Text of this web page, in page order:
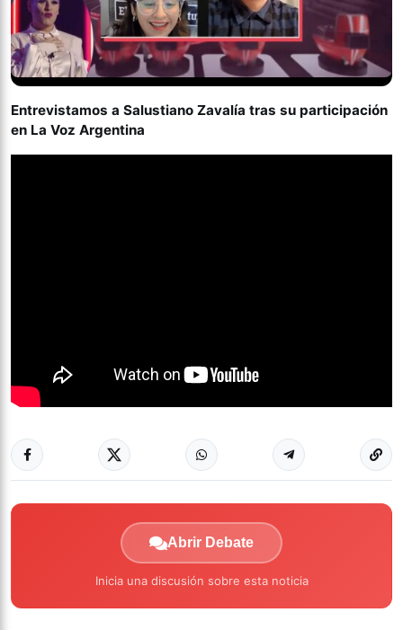
Entrevistamos a Salustiano Zavalía tras su participación
en La Voz Argentina
Abrir Debate
Inicia una discusión sobre esta noticia